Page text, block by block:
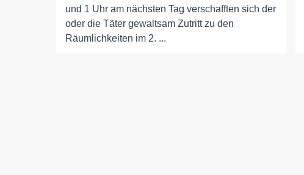
und 1 Uhr am nächsten Tag verschafften sich der
oder die Täter gewaltsam Zutritt zu den
Räumlichkeiten im 2. ...